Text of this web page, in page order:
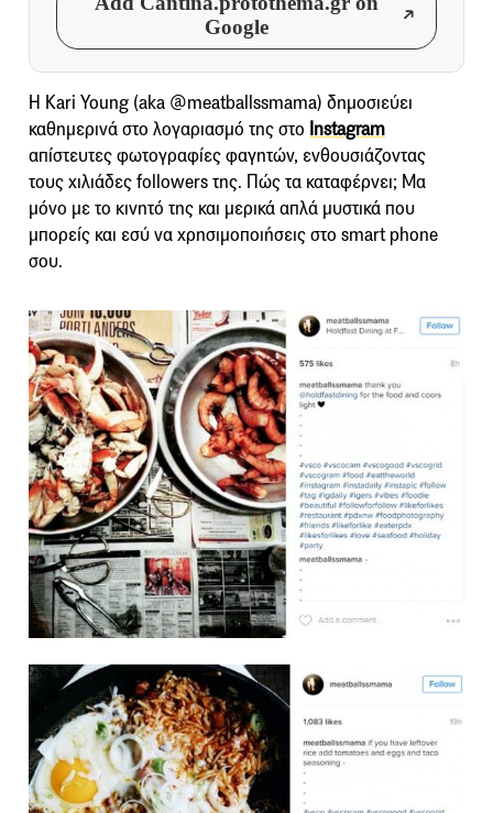
Google
Η Kari Young (aka @meatballssmama) δημοσιεύει
καθημερινά στο λογαριασμό της στο Instagram
απίστευτες φωτογραφίες φαγητών, ενθουσιάζοντας
τους χιλιάδες followers της. Πώς τα καταφέρνει; Μα
μόνο με το κινητό της και μερικά απλά μυστικά που
μπορείς και εσύ να χρησιμοποιήσεις στο smart phone
σου.